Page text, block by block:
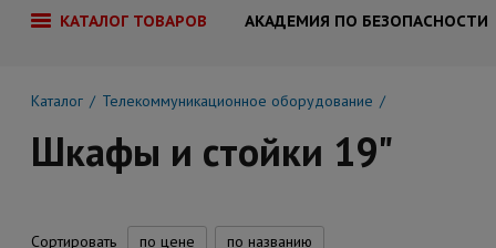
КАТАЛОГ ТОВАРОВ АКАДЕМИЯ ПО БЕЗОПАСНОСТИ
Каталог Телекоммуникационное оборудование
Шкафы и стойки 19"
Сортировать по цене по названию